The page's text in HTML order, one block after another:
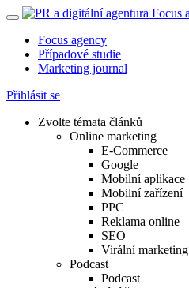
Focus agency
Případové studie
Marketing journal
Přihlásit se
Zvolte témata článků
Online marketing
E-Commerce
Google
Mobilní aplikace
Mobilní zařízení
PPC
Reklama online
SEO
Virální marketing
Podcast
Podcast